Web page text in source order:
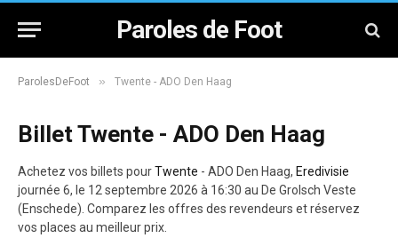
Paroles de Foot
ParolesDeFoot » Twente - ADO Den Haag
Billet Twente - ADO Den Haag
Achetez vos billets pourTwente - ADO Den Haag, Eredivisie
journée 6, le 12 septembre 2026 à 16:30 au De Grolsch Veste
(Enschede). Comparez les offres des revendeurs et réservez
vos places au meilleur prix.